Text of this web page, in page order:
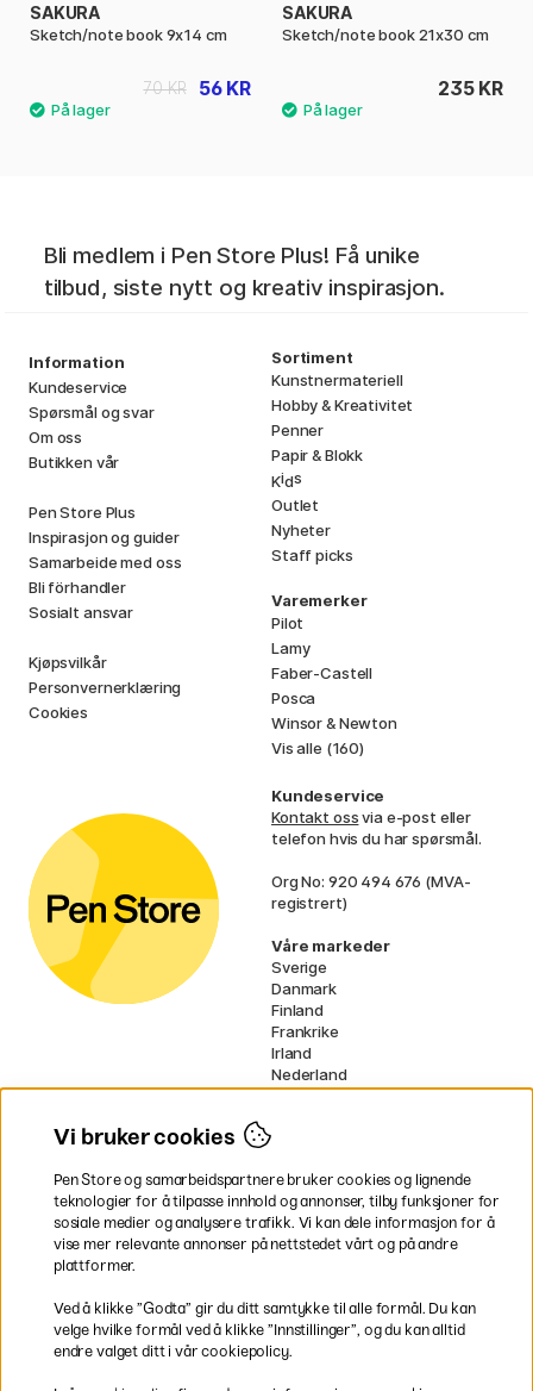
SAKURA
Sketch/note book 9x14 cm
56 KR
70 KR
SAKURA
Sketch/note book 21x30 cm
235 KR
Bli medlem i Pen Store Plus! Få unike
tilbud, siste nytt og kreativ inspirasjon.
Information
Kundeservice
Spørsmål og svar
Om oss
Butikken vår
Pen Store Plus
Inspirasjon og guider
Samarbeide med oss
Bli förhandler
Sosialt ansvar
Kjøpsvilkår
Personvernerklæring
Cookies
Sortiment
Kunstnermateriell
Hobby & Kreativitet
Penner
Papir & Blokk
Kids
Outlet
Nyheter
Staff picks
Varemerker
Pilot
Lamy
Faber-Castell
Posca
Winsor & Newton
Vis alle (160)
Kundeservice
Kontakt ossvia e-post eller
telefon hvis du har spørsmål.
Org No: 920 494 676 (MVA-
registrert)
Våre markeder
Sverige
Danmark
Finland
Frankrike
Irland
Nederland
Tyskland
* Spesifikkefraktvilkårgjelder for
voluminøse varer.
Vi bruker cookies
Pen Store og samarbeidspartnere bruker cookies og lignende
teknologier for å tilpasse innhold og annonser, tilby funksjoner for
sosiale medier og analysere trafikk. Vi kan dele informasjon for å
vise mer relevante annonser på nettstedet vårt og på andre
plattformer.
Ved å klikke ”Godta” gir du ditt samtykke til alle formål. Du kan
velge hvilke formål ved å klikke ”Innstillinger”, og du kan alltid
endre valget ditt i vår cookiepolicy.